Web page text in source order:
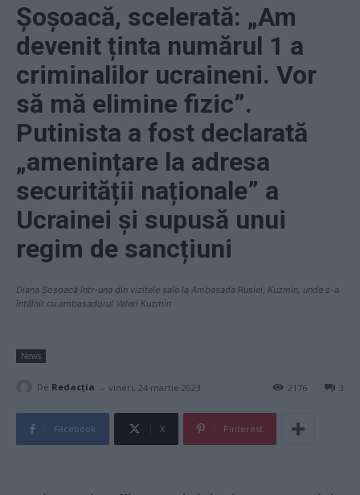
Șoșoacă, scelerată: „Am
devenit ținta numărul 1 a
criminalilor ucraineni. Vor
să mă elimine fizic”.
Putinista a fost declarată
„amenințare la adresa
securității naționale” a
Ucrainei și supusă unui
regim de sancțiuni
Diana Șoșoacă într-una din vizitele sale la Ambasada Rusiei, Kuzmin, unde s-a
întâlnit cu ambasadorul Valeri Kuzmin
News
De Redacţia - vineri, 24 martie 2023 3
2176
Facebook X Pinterest